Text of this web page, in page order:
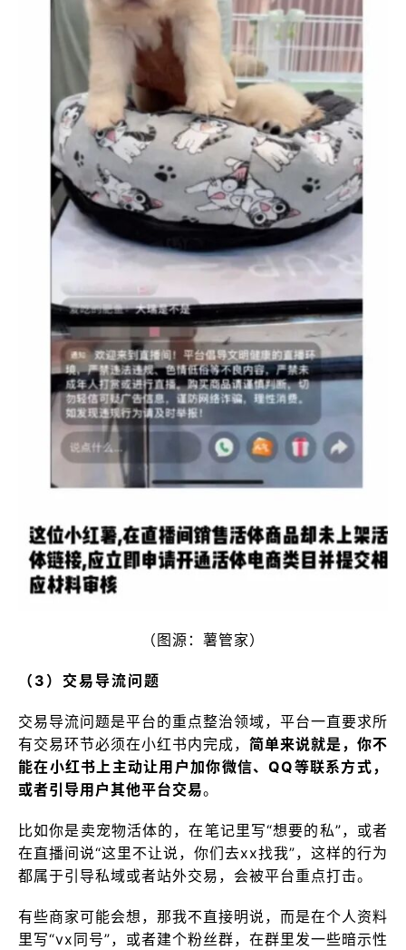
（图源：薯管家）
（3）交易导流问题
交易导流问题是平台的重点整治领域，平台一直要求所
有交易环节必须在小红书内完成， 简单来说就是，你不
能在小红书上主动让用户加你微信、QQ等联系方式，
或者引导用户其他平台交易。
比如你是卖宠物活体的，在笔记里写“想要的私”，或者
在直播间说“这里不让说，你们去xx找我”，这样的行为
都属于引导私域或者站外交易，会被平台重点打击。
有些商家可能会想，那我不直接明说，而是在个人资料
里写“vx同号”，或者建个粉丝群，在群里发一些暗示性